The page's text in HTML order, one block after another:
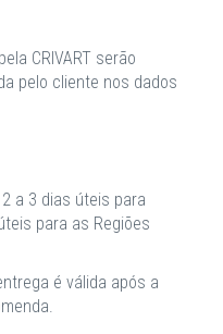
CRIVART serão
pelo cliente nos dados
a 3 dias úteis para
para as Regiões
é válida após a